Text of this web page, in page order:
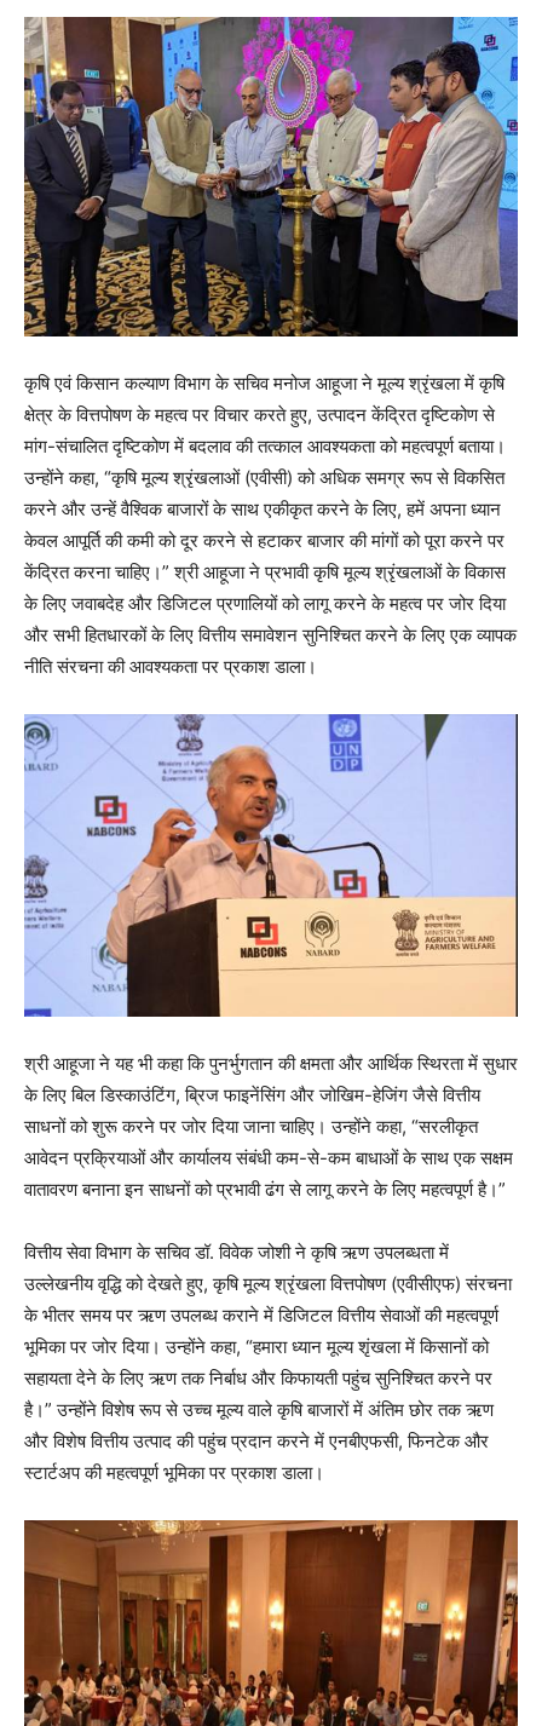
कृषि एवं किसान कल्याण विभाग के सचिव मनोज आहूजा ने मूल्य श्रृंखला में कृषि
क्षेत्र के वित्तपोषण के महत्व पर विचार करते हुए, उत्पादन केंद्रित दृष्टिकोण से
मांग-संचालित दृष्टिकोण में बदलाव की तत्काल आवश्यकता को महत्वपूर्ण बताया।
उन्होंने कहा, “कृषि मूल्य श्रृंखलाओं (एवीसी) को अधिक समग्र रूप से विकसित
करने और उन्हें वैश्विक बाजारों के साथ एकीकृत करने के लिए, हमें अपना ध्यान
केवल आपूर्ति की कमी को दूर करने से हटाकर बाजार की मांगों को पूरा करने पर
केंद्रित करना चाहिए।” श्री आहूजा ने प्रभावी कृषि मूल्य श्रृंखलाओं के विकास
के लिए जवाबदेह और डिजिटल प्रणालियों को लागू करने के महत्व पर जोर दिया
और सभी हितधारकों के लिए वित्तीय समावेशन सुनिश्चित करने के लिए एक व्यापक
नीति संरचना की आवश्यकता पर प्रकाश डाला।
श्री आहूजा ने यह भी कहा कि पुनर्भुगतान की क्षमता और आर्थिक स्थिरता में सुधार
के लिए बिल डिस्काउंटिंग, ब्रिज फाइनेंसिंग और जोखिम-हेजिंग जैसे वित्तीय
साधनों को शुरू करने पर जोर दिया जाना चाहिए। उन्होंने कहा, “सरलीकृत
आवेदन प्रक्रियाओं और कार्यालय संबंधी कम-से-कम बाधाओं के साथ एक सक्षम
वातावरण बनाना इन साधनों को प्रभावी ढंग से लागू करने के लिए महत्वपूर्ण है।”
वित्तीय सेवा विभाग के सचिव डॉ. विवेक जोशी ने कृषि ऋण उपलब्धता में
उल्लेखनीय वृद्धि को देखते हुए, कृषि मूल्य श्रृंखला वित्तपोषण (एवीसीएफ) संरचना
के भीतर समय पर ऋण उपलब्ध कराने में डिजिटल वित्तीय सेवाओं की महत्वपूर्ण
भूमिका पर जोर दिया। उन्होंने कहा, “हमारा ध्यान मूल्य शृंखला में किसानों को
सहायता देने के लिए ऋण तक निर्बाध और किफायती पहुंच सुनिश्चित करने पर
है।” उन्होंने विशेष रूप से उच्च मूल्य वाले कृषि बाजारों में अंतिम छोर तक ऋण
और विशेष वित्तीय उत्पाद की पहुंच प्रदान करने में एनबीएफसी, फिनटेक और
स्टार्टअप की महत्वपूर्ण भूमिका पर प्रकाश डाला।